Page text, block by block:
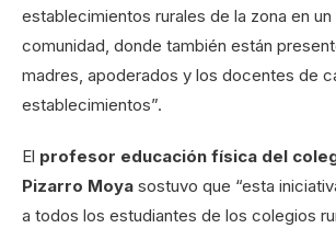
establecimientos rurales de la zona en un
comunidad, donde también están
madres, apoderados y los docentes de
establecimientos”.
El profesor educación física del
Pizarro Moya sostuvo que “esta
a todos los estudiantes de los colegios